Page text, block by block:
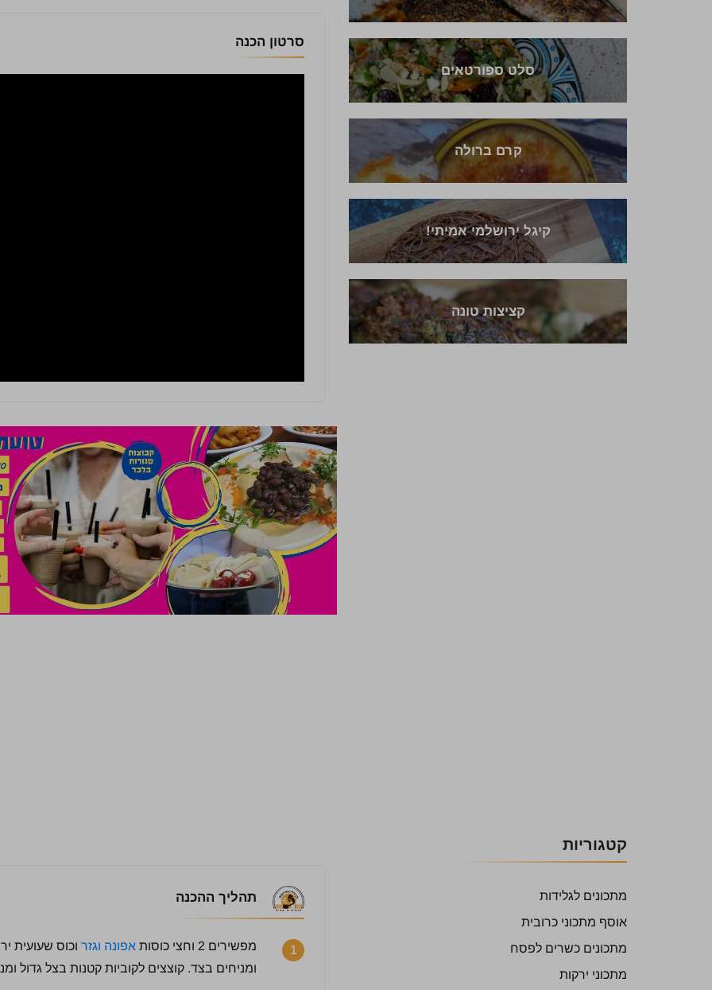
סלט ספורטאים
קרם ברולה
קיגל ירושלמי אמיתי!
קציצות טונה
קטגוריות
מתכונים לגלידות
אוסף מתכוני כרובית
מתכונים כשרים לפסח
מתכוני ירקות
סרטון הכנה
תהליך ההכנה
1 מפשירים 2 וחצי כוסות אפונה וגזר וכוס שעועית
ומניחים בצד. קוצצים לקוביות קטנות בצל גדול